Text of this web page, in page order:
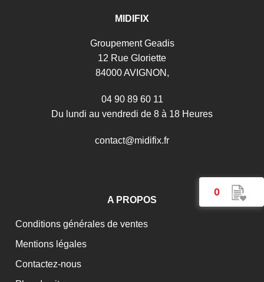
0
MIDIFIX
Groupement Geadis
12 Rue Gloriette
84000 AVIGNON,
04 90 89 60 11
Du lundi au vendredi de 8 à 18 Heures
contact@midifix.fr
A PROPOS
Conditions générales de ventes
Mentions légales
Contactez-nous